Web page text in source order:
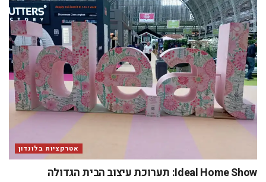
אטרקציות בלונדון
Ideal Home Show: תערוכת עיצוב הבית הגדולה